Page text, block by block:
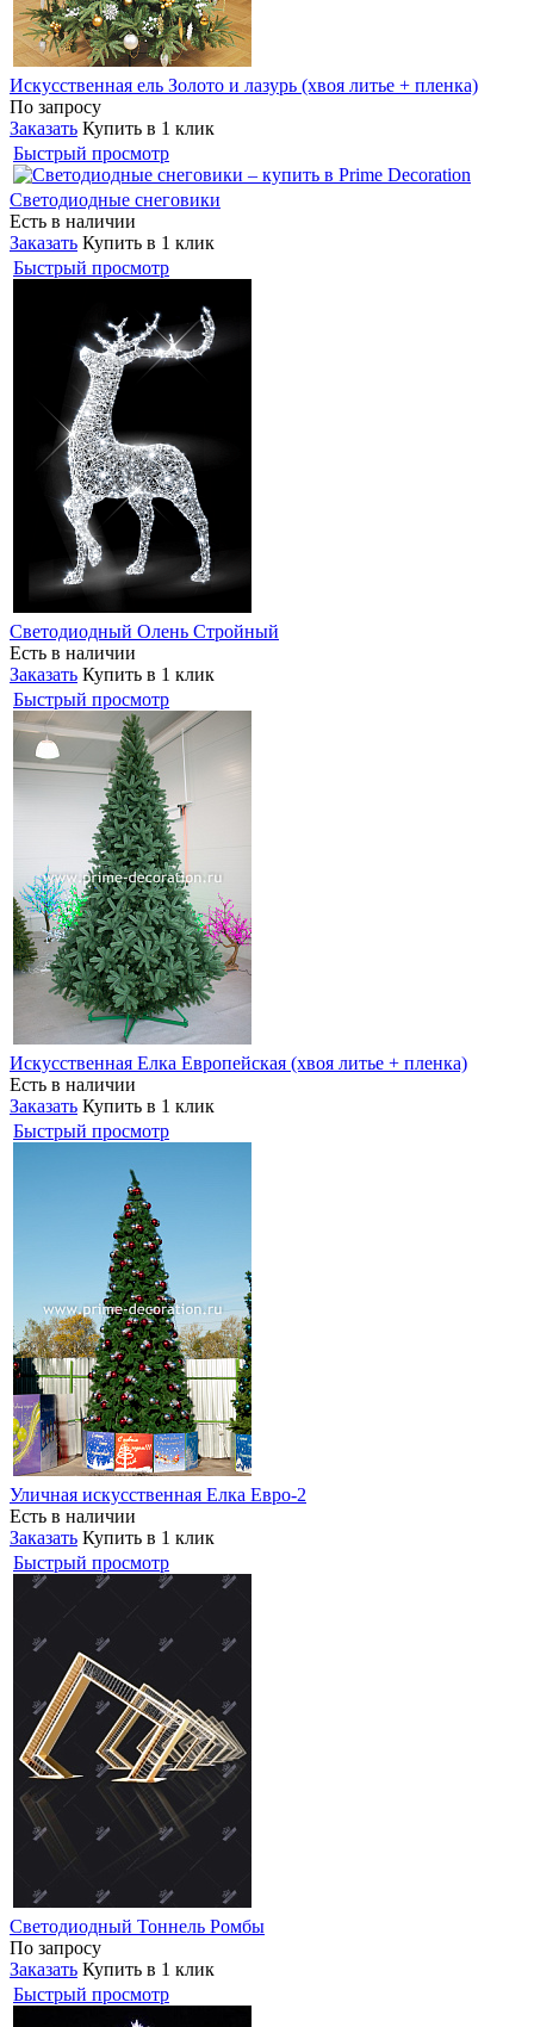
Искусственная ель Золото и лазурь (хвоя литье + пленка)
По запросу
Заказать Купить в 1 клик
Быстрый просмотр
Светодиодные снеговики
Есть в наличии
Заказать Купить в 1 клик
Быстрый просмотр
Светодиодный Олень Стройный
Есть в наличии
Заказать Купить в 1 клик
Быстрый просмотр
Искусственная Елка Европейская (хвоя литье + пленка)
Есть в наличии
Заказать Купить в 1 клик
Быстрый просмотр
Уличная искусственная Елка Евро-2
Есть в наличии
Заказать Купить в 1 клик
Быстрый просмотр
Светодиодный Тоннель Ромбы
По запросу
Заказать Купить в 1 клик
Быстрый просмотр